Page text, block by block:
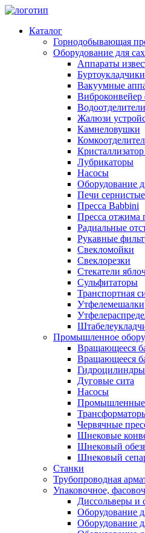
Каталог
Горнодобывающая
Оборудование для
Аппараты
Буртоукладчики
Вакуумные
Виброконвейер
Водоотделители
Жалюзи
Камнеловушки
Лубрикаторы
Насосы
Оборудование
Печи сернистые
Пресса Babbini
Пресса отжима
Радиальные
Рукавные
Свекломойки
Свеклорезки
Стекатели
Сульфитаторы
Транспортная
Утфелемешалки
Промышленное
Вращающееся
Вращающееся
Гидроцилиндры
Дуговые сита
Насосы
Промышленные
Червячные
Шнековые
Шнековый
Шнековый
Станки
Трубопроводная
Упаковочное,
Диссольверы и
Оборудование
Оборудование